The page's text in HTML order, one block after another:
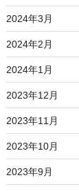
2024年3月
2024年2月
2024年1月
2023年12月
2023年11月
2023年10月
2023年9月